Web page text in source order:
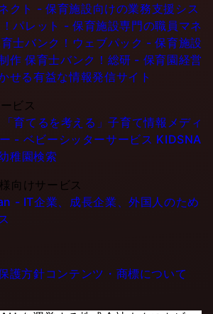
クト - 保育施設向けの業務支援シス
パレット - 保育施設専門の職員マネ
士バンク！ウェブパック - 保育施設
作 保育士バンク！総研 - 保育園経営
せる有益な情報発信サイト
ビス
育てるを考える」子育て情報メディ
- ベビーシッターサービス KIDSNA
稚園検索
向けサービス
- IT企業、成長企業、外国人のため
護方針コンテンツ・商標について